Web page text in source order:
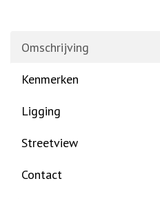
Omschrijving
Kenmerken
Ligging
Streetview
Contact